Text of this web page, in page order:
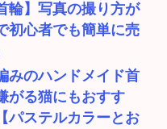
輪】写真の撮り方が
初心者でも簡単に売
みのハンドメイド首
がる猫にもおすす
パステルカラーとお